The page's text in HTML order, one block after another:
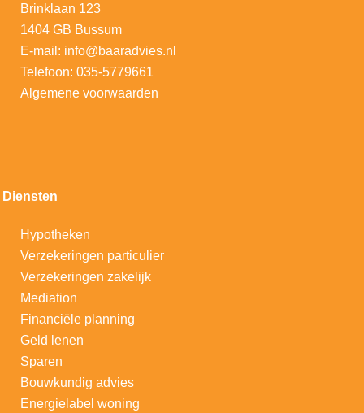
Brinklaan 123
1404 GB Bussum
E-mail: info@baaradvies.nl
Telefoon: 035-5779661
Algemene voorwaarden
Diensten
Hypotheken
Verzekeringen particulier
Verzekeringen zakelijk
Mediation
Financiële planning
Geld lenen
Sparen
Bouwkundig advies
Energielabel woning